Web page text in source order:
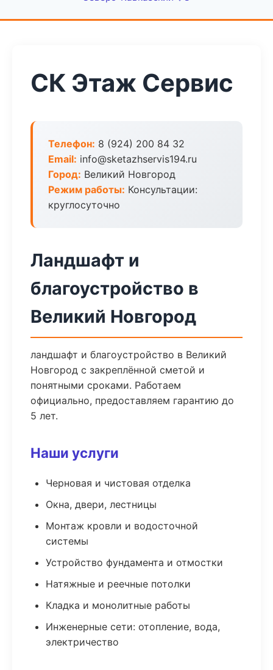
СК Этаж Сервис
Телефон: 8 (924) 200 84 32
Email: info@sketazhservis194.ru
Город: Великий Новгород
Режим работы: Консультации:
круглосуточно
Ландшафт и
благоустройство в
Великий Новгород
ландшафт и благоустройство в Великий
Новгород с закреплённой сметой и
понятными сроками. Работаем
официально, предоставляем гарантию до
5 лет.
Наши услуги
Черновая и чистовая отделка
Окна, двери, лестницы
Монтаж кровли и водосточной
системы
Устройство фундамента и отмостки
Натяжные и реечные потолки
Кладка и монолитные работы
Инженерные сети: отопление, вода,
электричество